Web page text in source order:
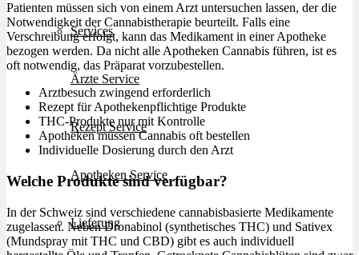
Services
Ärzte Service
Rezept Service
Apotheken Service
Lieferung
Patienten müssen sich von einem Arzt untersuchen lassen, der die
Notwendigkeit der Cannabistherapie beurteilt. Falls eine
Verschreibung erfolgt, kann das Medikament in einer Apotheke
bezogen werden. Da nicht alle Apotheken Cannabis führen, ist es
oft notwendig, das Präparat vorzubestellen.
Arztbesuch zwingend erforderlich
Rezept für Apothekenpflichtige Produkte
THC-Produkte nur mit Kontrolle
Apotheken müssen Cannabis oft bestellen
Individuelle Dosierung durch den Arzt
Welche Produkte sind verfügbar?
In der Schweiz sind verschiedene cannabisbasierte Medikamente
zugelassen. Neben Dronabinol (synthetisches THC) und Sativex
(Mundspray mit THC und CBD) gibt es auch individuell